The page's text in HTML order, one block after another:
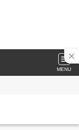
MENU